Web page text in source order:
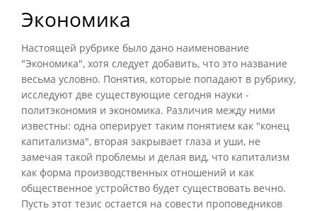
Экономика
Настоящей рубрике было дано наименование
"Экономика", хотя следует добавить, что это название
весьма условно. Понятия, которые попадают в рубрику,
исследуют две существующие сегодня науки -
политэкономия и экономика. Различия между ними
известны: одна оперирует таким понятием как "конец
капитализма", вторая закрывает глаза и уши, не
замечая такой проблемы и делая вид, что капитализм
как форма производственных отношений и как
общественное устройство будет существовать вечно.
Пусть этот тезис остается на совести проповедников